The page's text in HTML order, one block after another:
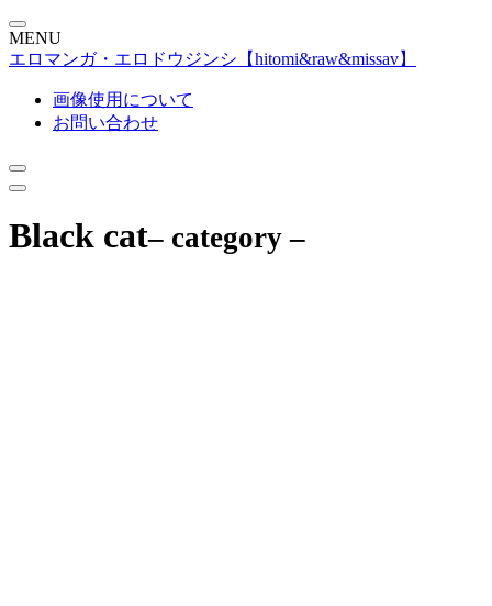
MENU
エロマンガ・エロドウジンシ【hitomi&raw&missav】
画像使用について
お問い合わせ
Black cat– category –